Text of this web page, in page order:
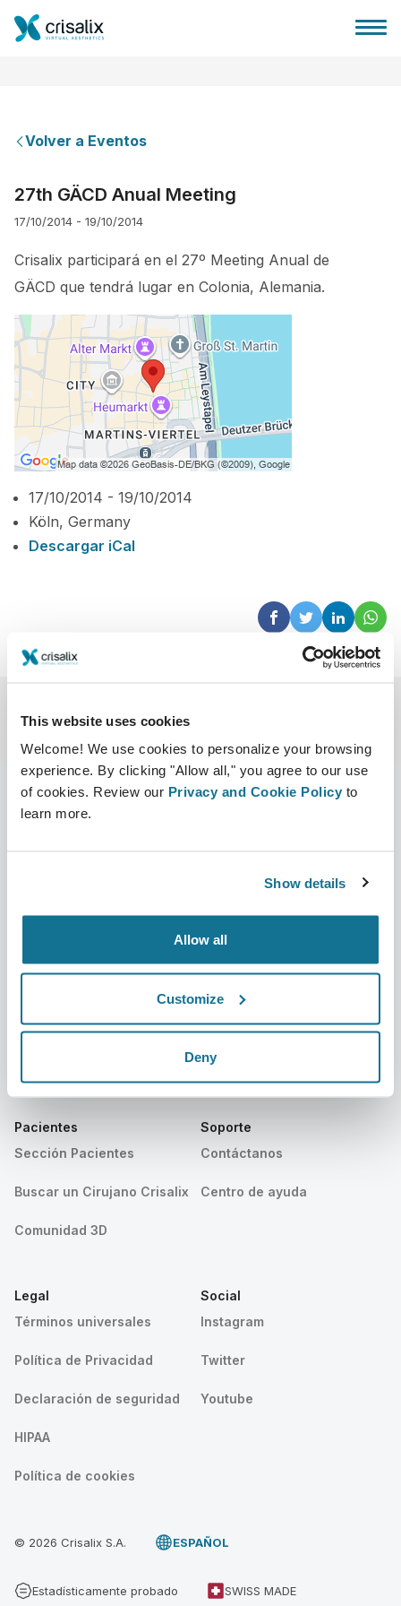
This website uses cookies
Welcome! We use cookies to personalize your browsing
experience. By clicking "Allow all," you agree to our use
of cookies. Review our Privacy and Cookie Policy to
learn more.
Show details
Allow all
Customize
Deny
Página de inicio
Plataforma 3D de negocio
Planes y Precios
Reseñas de pacientes
Volver a Eventos
27th GÄCD Anual Meeting
17/10/2014 - 19/10/2014
Crisalix participará en el 27º Meeting Anual de
GÄCD que tendrá lugar en Colonia, Alemania.
17/10/2014 - 19/10/2014
Köln, Germany
Descargar iCal
Eventos
Planes para cirujanos
Customer Stories
Pacientes
Sección Pacientes
Buscar un Cirujano Crisalix
Comunidad 3D
Soporte
Contáctanos
Centro de ayuda
Legal
Términos universales
Política de Privacidad
Declaración de seguridad
HIPAA
Política de cookies
Social
Instagram
Twitter
Youtube
© 2026 Crisalix S.A. ESPAÑOL
Estadísticamente probado SWISS MADE